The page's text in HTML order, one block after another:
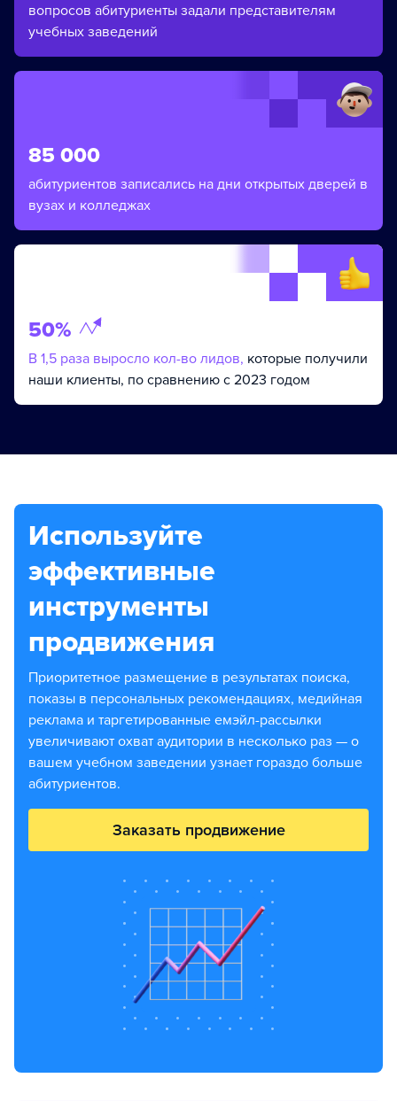
вопросов абитуриенты задали представителям
учебных заведений
85 000
абитуриентов записались на дни открытых дверей в
вузах и колледжах
50%
В 1,5 раза выросло кол-во лидов, которые получили
наши клиенты, по сравнению с 2023 годом
Используйте
эффективные
инструменты
продвижения
Приоритетное размещение в результатах поиска,
показы в персональных рекомендациях, медийная
реклама и таргетированные емэйл-рассылки
увеличивают охват аудитории в несколько раз — о
вашем учебном заведении узнает гораздо больше
абитуриентов.
Заказать продвижение